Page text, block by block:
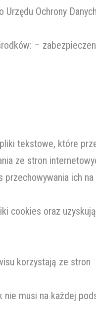
Ochrony
–
tekstowe, które
ze stron
ich na
cookies oraz
korzystają ze stron
nie musi na każdej